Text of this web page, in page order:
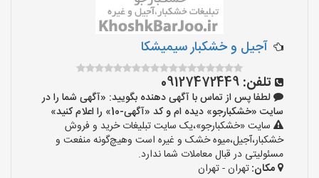
آجیل و خشکبار سیمیشکا
تلفن: 09127472449
لطفا پس از تماس با آگهی دهنده بگویید: «آگهی شما را در
سایت «خشکبارجو» دیده ام و کد «آگهی-10» را اعلام کنید»
سایت «خشکبارجو»،یک سایت تبلیغات خرید و فروش
خشکبار،آجیل،میوه خشک و غیره است وهیچ‌گونه منفعت و
مسئولیتی در قبال معاملات شما ندارد.
مکان:تهران - تهران